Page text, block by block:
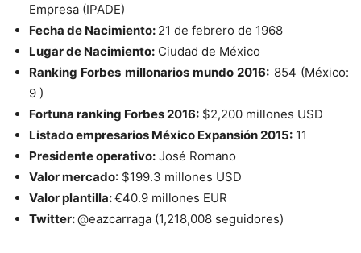
Empresa (IPADE)
Fecha de Nacimiento: 21 de febrero de 1968
Lugar de Nacimiento: Ciudad de México
Ranking Forbes millonarios mundo 2016: 854 (México:
9 )
Fortuna ranking Forbes 2016: $2,200 millones USD
Listado empresarios México Expansión 2015: 11
Presidente operativo: José Romano
Valor mercado: $199.3 millones USD
Valor plantilla:€40.9 millones EUR
Twitter:@eazcarraga (1,218,008 seguidores)